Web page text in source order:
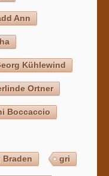
Ann
Kühlewind
Ortner
Boccaccio
Braden gri